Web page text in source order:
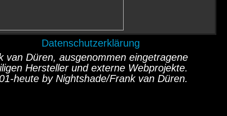
Datenschutzerklärung
van Düren, ausgenommen eingetragene
Hersteller und externe Webprojekte.
heute by Nightshade/Frank van Düren.